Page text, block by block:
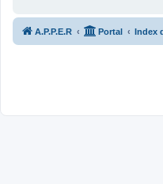
A.P.P.E.R Portal Index